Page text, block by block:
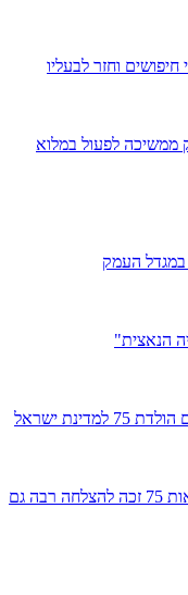
וחזר לבעליו
ממשיכה לפעול במלוא
במגדל העמק
הנאצית"
ישראל
הלב של טבעון – טקס גני הילדים לכבוד עצמאות 75 זכה להצלחה רבה גם